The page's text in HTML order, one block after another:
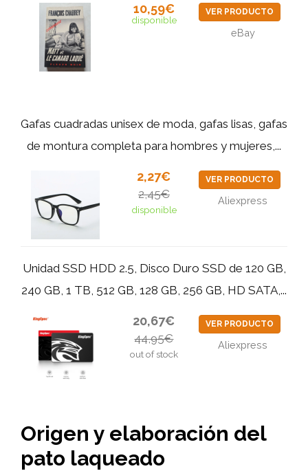
10,59€
disponible
VER PRODUCTO
eBay
Gafas cuadradas unisex de moda, gafas lisas, gafas
de montura completa para hombres y mujeres,...
2,27€
2,45€
disponible
VER PRODUCTO
Aliexpress
Unidad SSD HDD 2.5, Disco Duro SSD de 120 GB,
240 GB, 1 TB, 512 GB, 128 GB, 256 GB, HD SATA,...
20,67€
44,95€
out of stock
VER PRODUCTO
Aliexpress
Origen y elaboración del
pato laqueado